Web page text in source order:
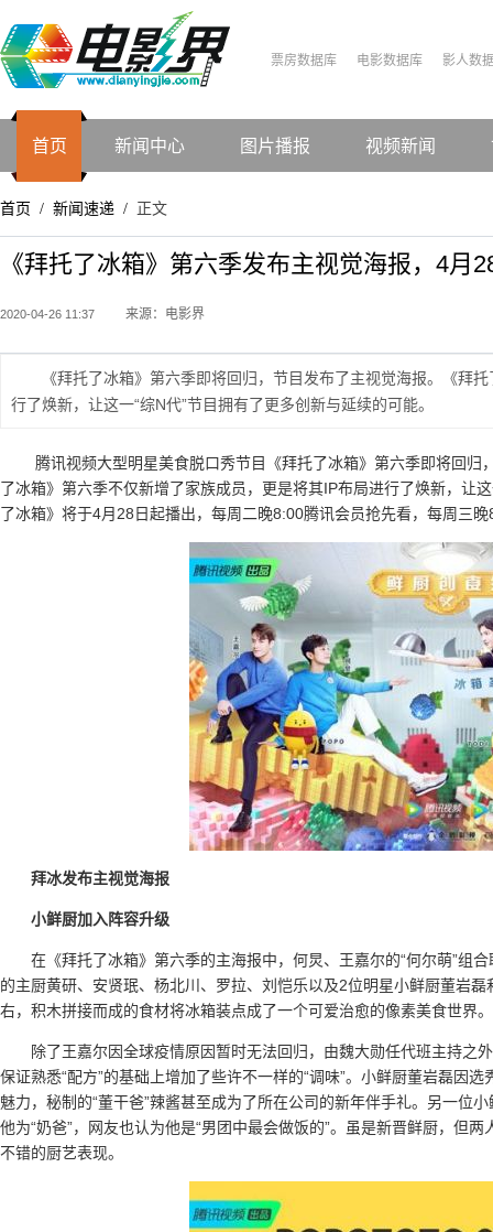
票房数据库 电影数据库 影人数
首页 新闻中心 图片播报 视频新闻
首页 / 新闻速递 / 正文
《拜托了冰箱》第六季发布主视觉海报，4月
2020-04-26 11:37 来源：电影界
《拜托了冰箱》第六季即将回归，节目发布了主视觉海报。《拜
行了焕新，让这一“综N代”节目拥有了更多创新与延续的可能。
腾讯视频大型明星美食脱口秀节目《拜托了冰箱》第六季即将回
了冰箱》第六季不仅新增了家族成员，更是将其IP布局进行了焕新，让
了冰箱》将于4月28日起播出，每周二晚8:00腾讯会员抢先看，每周三
拜冰发布主视觉海报
小鲜厨加入阵容升级
在《拜托了冰箱》第六季的主海报中，何炅、王嘉尔的“何尔萌”组
的主厨黄研、安贤珉、杨北川、罗拉、刘恺乐以及2位明星小鲜厨董岩
右，积木拼接而成的食材将冰箱装点成了一个可爱治愈的像素美食世界。
除了王嘉尔因全球疫情原因暂时无法回归，由魏大勋任代班主持之
保证熟悉“配方”的基础上增加了些许不一样的“调味”。小鲜厨董岩磊因
魅力，秘制的“董干爸”辣酱甚至成为了所在公司的新年伴手礼。另一位
他为“奶爸”，网友也认为他是“男团中最会做饭的”。虽是新晋鲜厨，但
不错的厨艺表现。